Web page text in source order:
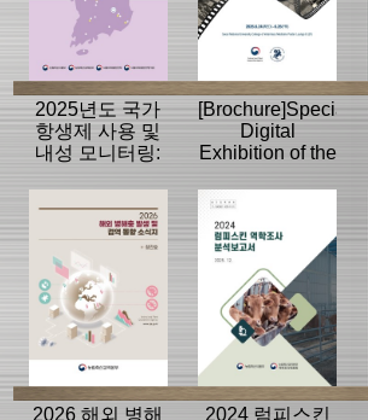
2025년도 국가
항생제 사용 및
내성 모니터링:
[Brochure]Special
Digital
Exhibition of the
APQA
2026 해외 병해 2024 럼피스킨